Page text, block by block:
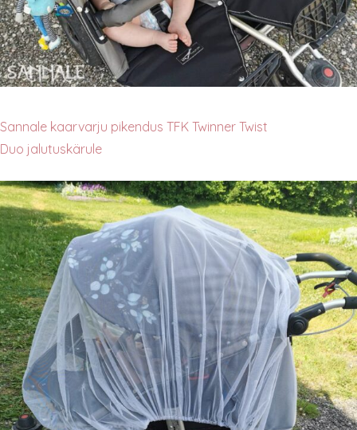
Sannale kaarvarju pikendus TFK Twinner Twist
Duo jalutuskärule